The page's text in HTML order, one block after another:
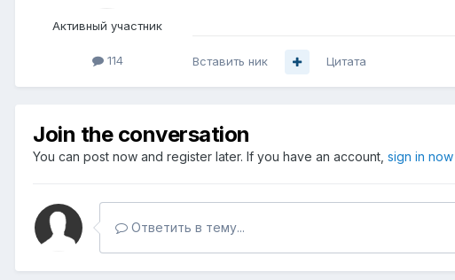
Активный участник
114 Вставить ник Цитата
Join the conversation
You can post now and register later. If you have an account, sign in now
Ответить в тему...